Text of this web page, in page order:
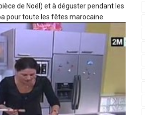
de Noël) et à déguster pendant les
pour toute les fêtes marocaine.